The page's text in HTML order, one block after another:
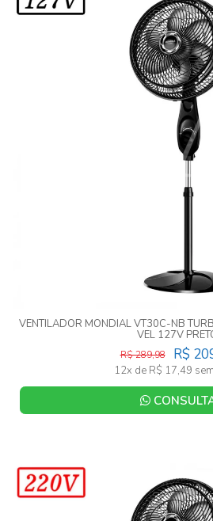
VENTILADOR MONDIAL VT30C-NB
VEL 127V
R$
R$ 289,98
12x de R$ 17,49